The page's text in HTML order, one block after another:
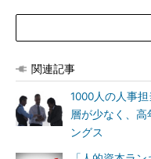
関連記事
1000人の人事
層が少なく、
ングス